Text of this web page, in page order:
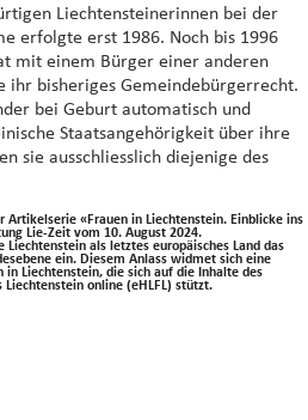
Liechtensteinerinnen bei der
erfolgte erst 1986. Noch bis 1996
mit einem Bürger einer anderen
ihr bisheriges Gemeindebürgerrecht.
bei Geburt automatisch und
Staatsangehörigkeit über ihre
sie ausschliesslich diejenige des
Artikelserie «Frauen in Liechtenstein. Einblicke ins
Lie-Zeit vom 10. August 2024.
als letztes europäisches Land das
ein. Diesem Anlass widmet sich eine
in Liechtenstein, die sich auf die Inhalte des
online (eHLFL) stützt.